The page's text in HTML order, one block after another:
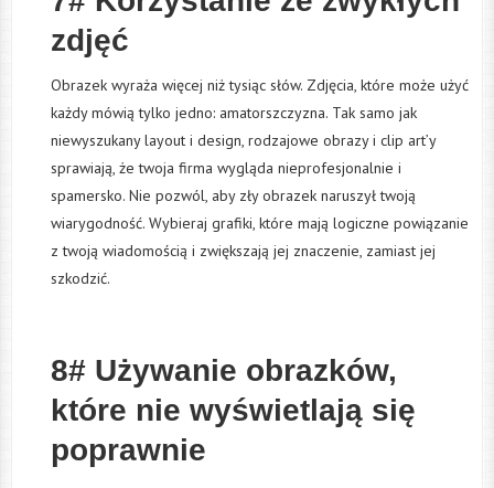
zdjęć
Obrazek wyraża więcej niż tysiąc słów. Zdjęcia, które może użyć
każdy mówią tylko jedno: amatorszczyzna. Tak samo jak
niewyszukany layout i design, rodzajowe obrazy i clip art’y
sprawiają, że twoja firma wygląda nieprofesjonalnie i
spamersko. Nie pozwól, aby zły obrazek naruszył twoją
wiarygodność. Wybieraj grafiki, które mają logiczne powiązanie
z twoją wiadomością i zwiększają jej znaczenie, zamiast jej
szkodzić.
8# Używanie obrazków,
które nie wyświetlają się
poprawnie